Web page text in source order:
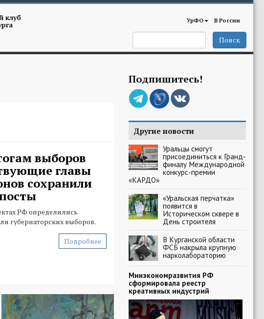
клуб УрФО В России
Поиск
выборов
главы
сохранили
РФ определились
губернаторских выборов.
Подробнее
Подпишитесь!
Другие новости
Уральцы смогут
присоединиться к Гранд-
финалу Международной
конкурс-премии
«КАРДО»
«Уральская перчатка»
появится в
Историческом сквере в
День строителя
В Курганской области
ФСБ накрыла крупную
нарколабораторию
Минэкономразвития РФ
сформировала реестр
креативных индустрий